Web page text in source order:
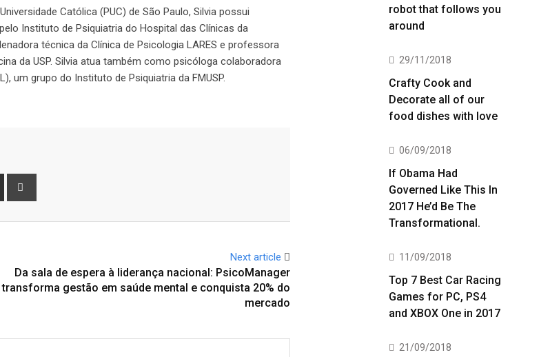
Católica (PUC) de São Paulo, Silvia possui
Instituto de Psiquiatria do Hospital das Clínicas da
técnica da Clínica de Psicologia LARES e professora
da USP. Silvia atua também como psicóloga colaboradora
um grupo do Instituto de Psiquiatria da FMUSP.
Share
Next article
Da sala de espera à liderança nacional: PsicoManager
transforma gestão em saúde mental e conquista 20% do
mercado
robot that follows you
around
29/11/2018
Crafty Cook and
Decorate all of our
food dishes with love
06/09/2018
If Obama Had
Governed Like This In
2017 He’d Be The
Transformational.
11/09/2018
Top 7 Best Car Racing
Games for PC, PS4
and XBOX One in 2017
21/09/2018